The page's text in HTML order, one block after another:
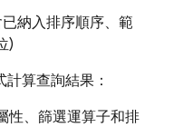
納入排序順序、範
)
算查詢結果：
性、篩選運算子和排